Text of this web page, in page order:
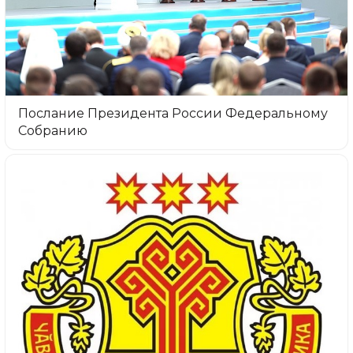
Послание Президента России Федеральному
Собранию